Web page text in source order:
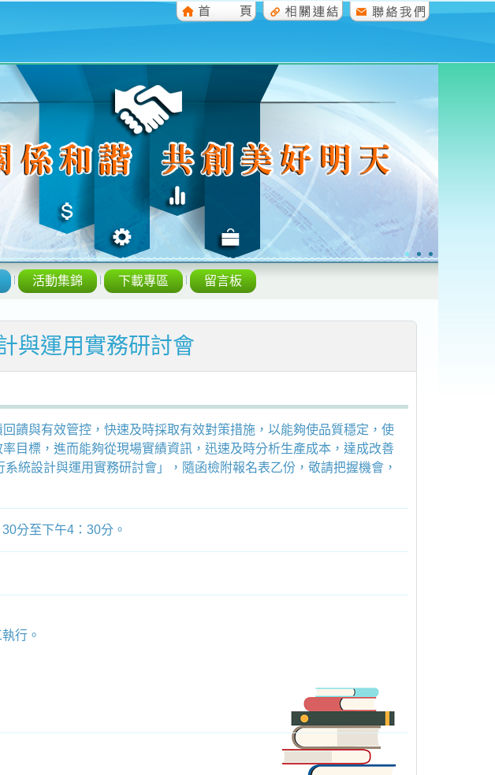
活動集錦 下載專區 留言板
與運用實務研討會
饋與有效管控，快速及時採取有效對策措施，以能夠使品質穩定，使
目標，進而能夠從現場實績資訊，迅速及時分析生產成本，達成改善
統設計與運用實務研討會」，隨函檢附報名表乙份，敬請把握機會，
分至下午4：30分。
行。